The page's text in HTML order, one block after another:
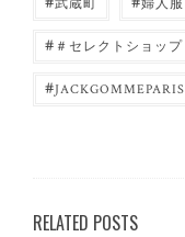
武蔵町 婦人服
# ＃セレクトショップ
#JACKGOMMEPARIS
RELATED POSTS